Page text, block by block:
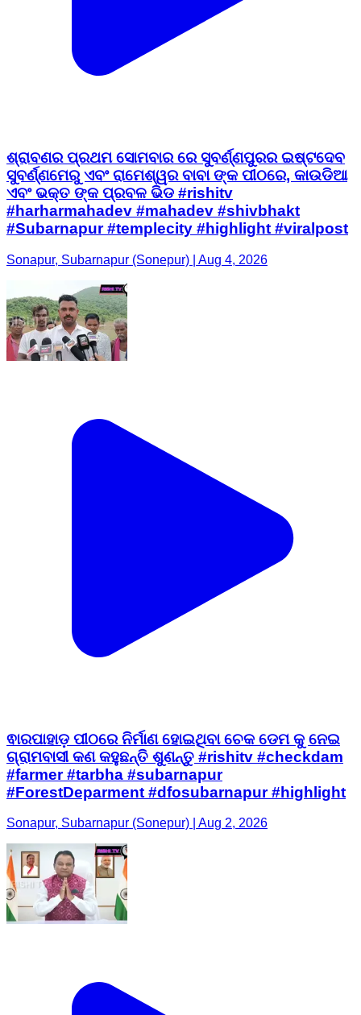
ଶ୍ରାବଣର ପ୍ରଥମ ସୋମବାର ରେ ସୁବର୍ଣ୍ଣପୁରର ଇଷ୍ଟଦେବ
ସୁବର୍ଣ୍ଣମେରୁ ଏବଂ ରାମେଶ୍ୱର ବାବା ଙ୍କ ପୀଠରେ, କାଉଡିଆ
ଏବଂ ଭକ୍ତ ଙ୍କ ପ୍ରବଳ ଭିଡ #rishitv
#harharmahadev #mahadev #shivbhakt
#Subarnapur #templecity #highlight #viralpost
Sonapur, Subarnapur (Sonepur) | Aug 4, 2026
ଵାରପାହାଡ଼ ପୀଠରେ ନିର୍ମାଣ ହୋଇଥିବା ଚେକ ଡେମ କୁ ନେଇ
ଗ୍ରାମବାସୀ କଣ କହୁଛନ୍ତି ଶୁଣନ୍ତୁ #rishitv #checkdam
#farmer #tarbha #subarnapur
#ForestDeparment #dfosubarnapur #highlight
Sonapur, Subarnapur (Sonepur) | Aug 2, 2026